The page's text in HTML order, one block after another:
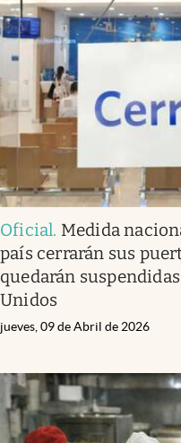
Oficial. Medida
país cerrarán sus
quedarán
Unidos
jueves, 09 de Abril de 2026